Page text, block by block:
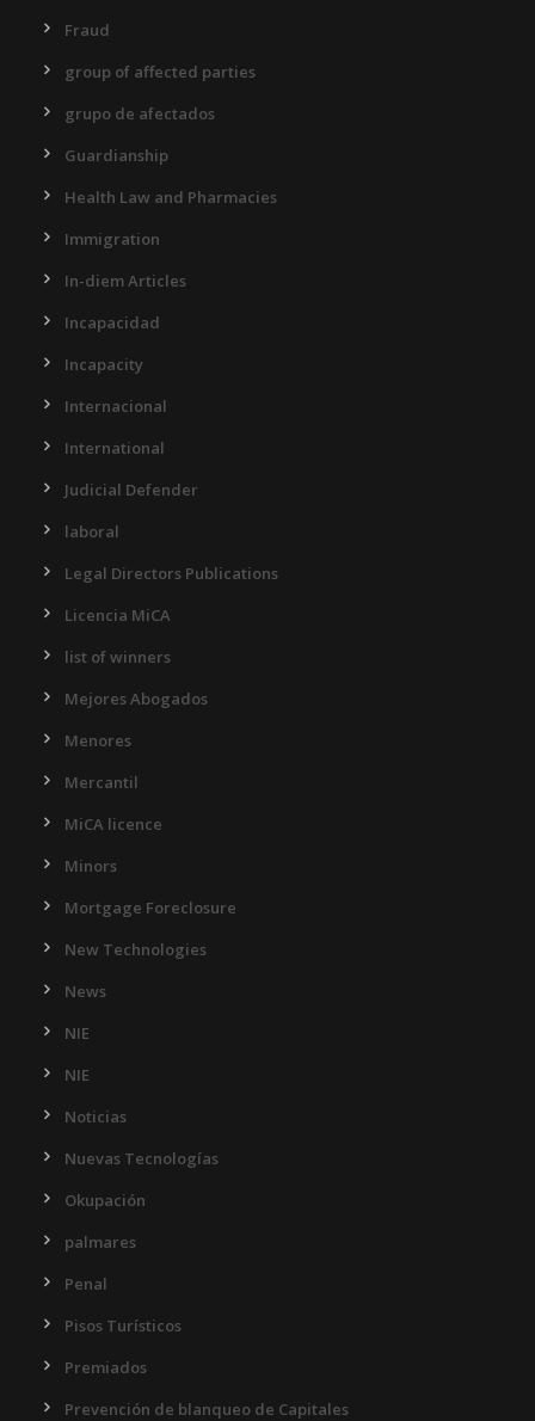
Fraud
group of affected parties
grupo de afectados
Guardianship
Health Law and Pharmacies
Immigration
In-diem Articles
Incapacidad
Incapacity
Internacional
International
Judicial Defender
laboral
Legal Directors Publications
Licencia MiCA
list of winners
Mejores Abogados
Menores
Mercantil
MiCA licence
Minors
Mortgage Foreclosure
New Technologies
News
NIE
NIE
Noticias
Nuevas Tecnologías
Okupación
palmares
Penal
Pisos Turísticos
Premiados
Prevención de blanqueo de Capitales